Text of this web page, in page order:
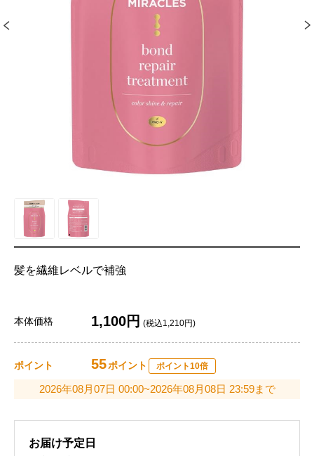
髪を繊維レベルで補強
本体価格 1,100円 (税込1,210円)
ポイント 55ポイント ポイント10倍
2026年08月07日 00:00~2026年08月08日 23:59まで
お届け予定日